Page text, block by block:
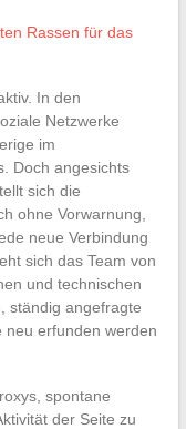
Rassen für das
In den
Netzwerke
im
Doch angesichts
sich die
ohne Vorwarnung,
neue Verbindung
sich das Team von
und technischen
ständig angefragte
neu erfunden werden
spontane
der Seite zu